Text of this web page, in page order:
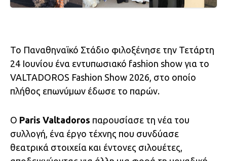
Το Παναθηναϊκό Στάδιο φιλοξένησε την Τετάρτη
24 Ιουνίου ένα εντυπωσιακό fashion show για το
VALTADOROS Fashion Show 2026, στο οποίο
πλήθος επωνύμων έδωσε το παρών.
Ο Paris Valtadoros παρουσίασε τη νέα του
συλλογή, ένα έργο τέχνης που συνδύασε
θεατρικά στοιχεία και έντονες σιλουέτες,